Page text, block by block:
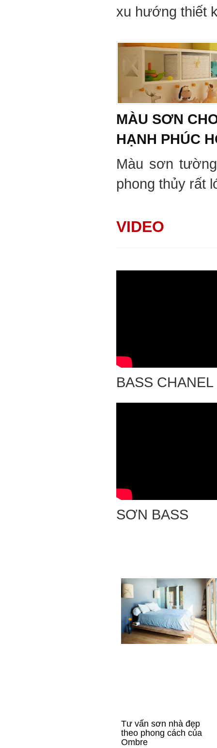
xu hướng thiết
MÀU SƠN
HẠNH PHÚC
Màu sơn
phong thủy rất
VIDEO
BASS CHANEL
SƠN BASS
Tư vấn sơn nhà đẹp
theo phong cách của
Ombre